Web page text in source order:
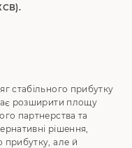
стабільного прибутку
розширити площу
партнерства та
рішення,
прибутку, але й